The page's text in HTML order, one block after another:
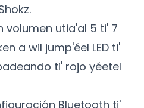
volumen utia'al 5 ti' 7
a wil jump'éel LED ti'
ti' rojo yéetel
Bluetooth ti'